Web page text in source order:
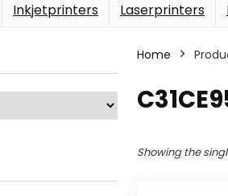
Inkjetprinters Laserprinters
Home
Showing the